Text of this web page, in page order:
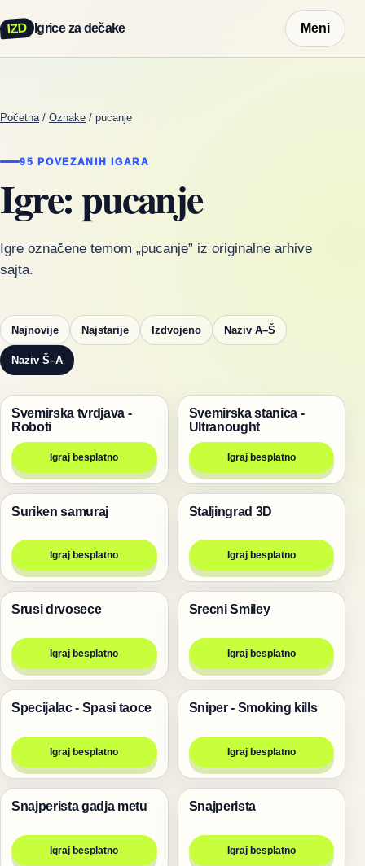
IZD Igrice za dečake Meni
Početna / Oznake / pucanje
95 POVEZANIH IGARA
Igre: pucanje
Igre označene temom „pucanje” iz originalne arhive
sajta.
Najnovije Najstarije Izdvojeno Naziv A–Š
Naziv Š–A
Pucanje
Svemirska tvrdjava -
Roboti
Igraj besplatno
Pucanje
Svemirska stanica -
Ultranought
Igraj besplatno
Pucanje
Suriken samuraj
Igraj besplatno
Pucanje
Staljingrad 3D
Igraj besplatno
Igre
Srusi drvosece
Igraj besplatno
Igre
Srecni Smiley
Igraj besplatno
Pucanje
Specijalac - Spasi taoce
Igraj besplatno
Pucanje
Sniper - Smoking kills
Igraj besplatno
Pucanje
Snajperista gadja metu
Igraj besplatno
Pucanje
Snajperista
Igraj besplatno